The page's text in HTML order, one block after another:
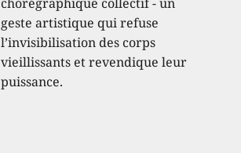
geste artistique qui refuse
l’invisibilisation des corps
vieillissants et revendique leur
puissance.